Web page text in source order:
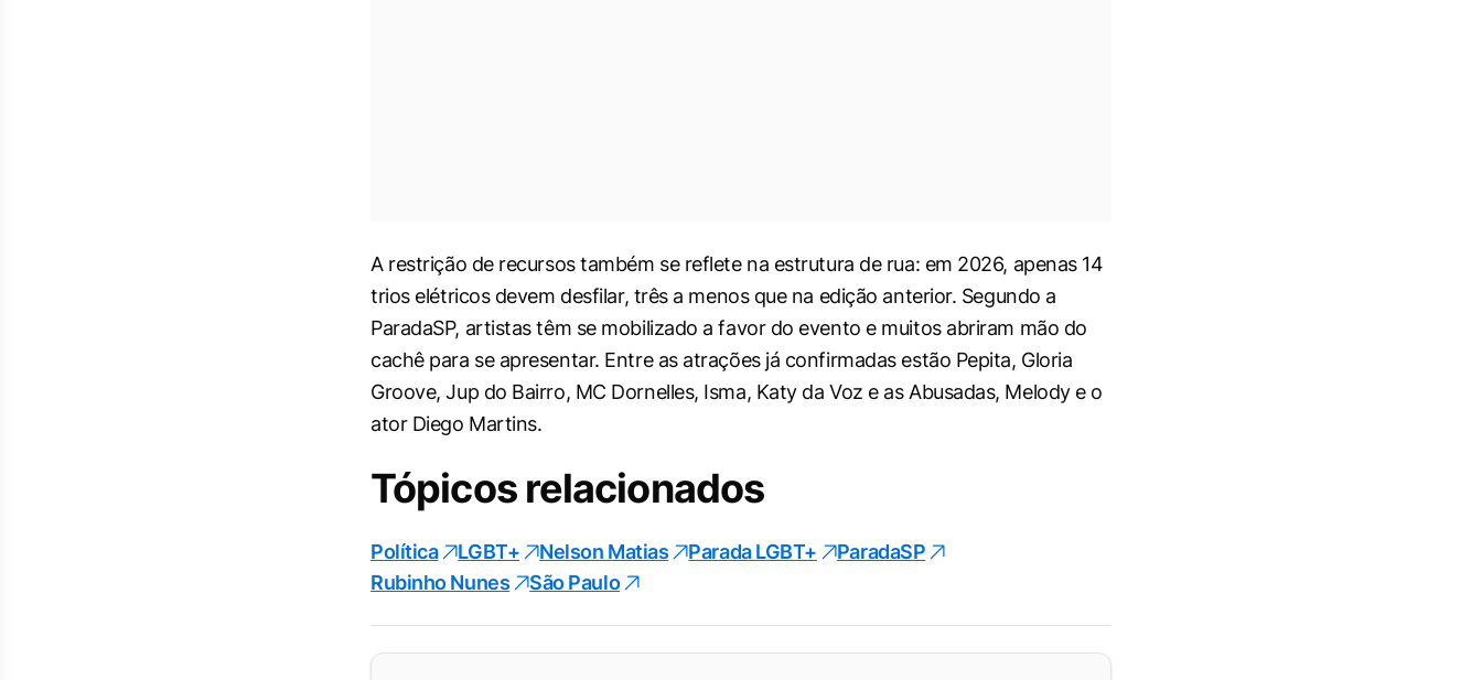
A restrição de recursos também se reflete na estrutura de rua: em 2026, apenas 14
trios elétricos devem desfilar, três a menos que na edição anterior. Segundo a
ParadaSP, artistas têm se mobilizado a favor do evento e muitos abriram mão do
cachê para se apresentar. Entre as atrações já confirmadas estão Pepita, Gloria
Groove, Jup do Bairro, MC Dornelles, Isma, Katy da Voz e as Abusadas, Melody e o
ator Diego Martins.
Tópicos relacionados
Política LGBT+ Nelson Matias Parada LGBT+
ParadaSP
Rubinho Nunes
São Paulo